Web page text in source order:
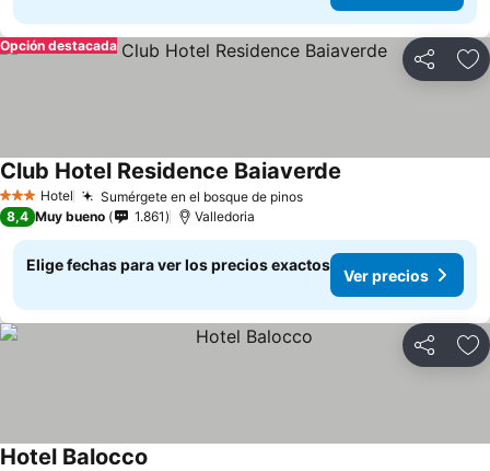
Compartir
Opción destacada
3 Estrellas
Hotel Sumérgete en el bosque de pinos
Club Hotel Residence Baiaverde
8,4 Muy bueno 1.861 Valledoria
Elige fechas para ver los precios exactos
Ver precios
Compartir
Hotel Balocco